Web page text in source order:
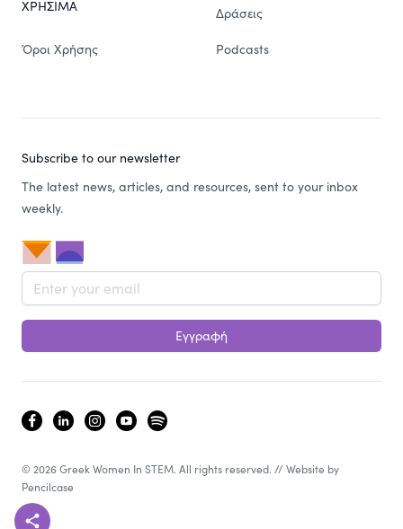
ΧΡΗΣΙΜΑ
Όροι Χρήσης
Δράσεις
Podcasts
Subscribe to our newsletter
The latest news, articles, and resources, sent to your inbox
weekly.
Email address
Εγγραφή
facebooklinkedininstagram
youtube
spotify
© 2026 Greek Women In STEM. All rights reserved. // Website by
Pencilcase